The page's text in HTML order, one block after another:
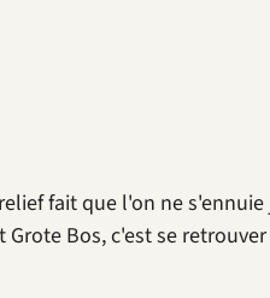
fait que l'on ne s'ennuie
Grote Bos, c'est se